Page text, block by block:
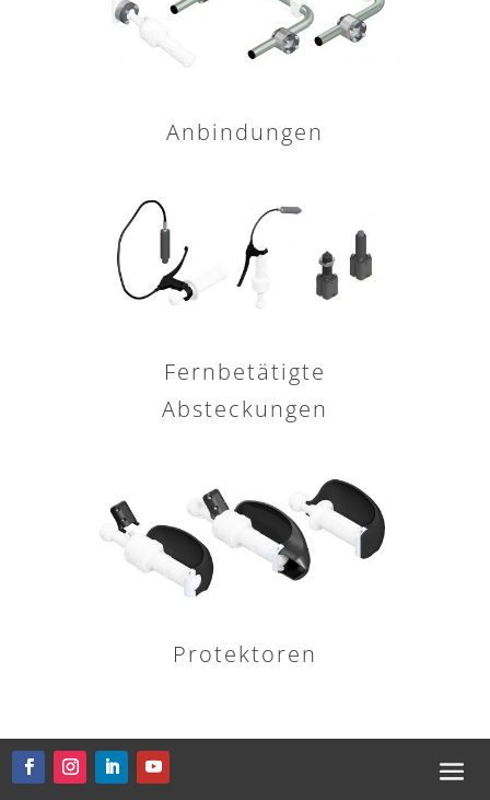
Anbindungen
Fernbetätigte
Absteckungen
Protektoren